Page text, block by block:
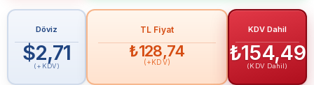
Döviz
$2,71
(+KDV)
TL Fiyat
₺128,74
(+KDV)
KDV Dahil
₺154,49
(KDV Dahil)